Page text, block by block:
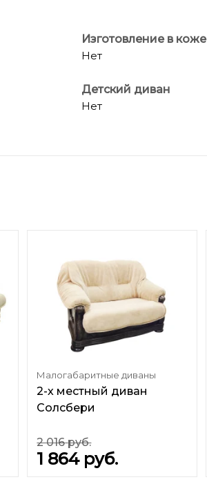
Изготовление в коже
Нет
Детский диван
Нет
Малогабаритные диваны
2-х местный диван
Солсбери
2 016 руб.
1 864 руб.